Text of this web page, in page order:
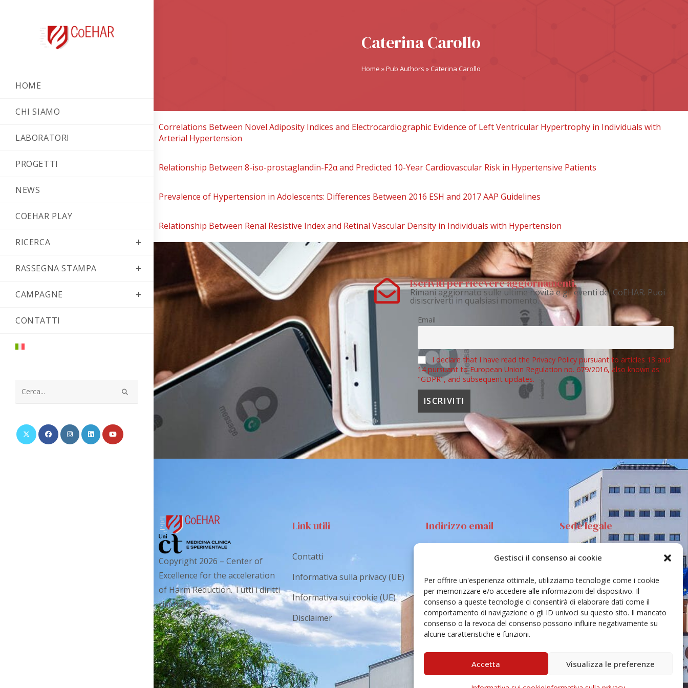
Gestisci il consenso ai cookie
Per offrire un'esperienza ottimale, utilizziamo tecnologie come i cookie
per memorizzare e/o accedere alle informazioni del dispositivo. Il
consenso a queste tecnologie ci consentirà di elaborare dati come il
comportamento di navigazione o gli ID univoci su questo sito. Il mancato
consenso o la revoca del consenso possono influire negativamente su
alcune caratteristiche e funzioni.
Accetta Visualizza le preferenze
HOME
CHI SIAMO
LABORATORI
PROGETTI
NEWS
COEHAR PLAY
RICERCA
RASSEGNA STAMPA
CAMPAGNE
CONTATTI
sito
web
Caterina Carollo
Home »Pub Authors » Caterina Carollo
Correlations Between Novel Adiposity Indices and Electrocardiographic Evidence of Left Ventricular Hypertrophy in Individuals with
Arterial Hypertension
Relationship Between 8-iso-prostaglandin-F2α and Predicted 10-Year Cardiovascular Risk in Hypertensive Patients
Prevalence of Hypertension in Adolescents: Differences Between 2016 ESH and 2017 AAP Guidelines
Relationship Between Renal Resistive Index and Retinal Vascular Density in Individuals with Hypertension
Iscriviti per ricevere aggiornamenti.
Rimani aggiornato sulle ultime novità e gli eventi del CoEHAR. Puoi
disiscriverti in qualsiasi momento.
Email
I declare that I have read the Privacy Policy pursuant to articles 13 and
14 pursuant to European Union Regulation no. 679/2016, also known as
"GDPR", and subsequent updates.
Copyright 2026 – Center of
Excellence for the acceleration
of Harm Reduction. Tutti i diritti
riservati.
Link utili
Contatti
Informativa sulla privacy (UE)
Informativa sui cookie (UE)
Disclaimer
Indirizzo email
Via Santa Sofia 89, 95123
cr.coehar@unict.it
Sede legale
Via S.Sofia, 78 – 95123